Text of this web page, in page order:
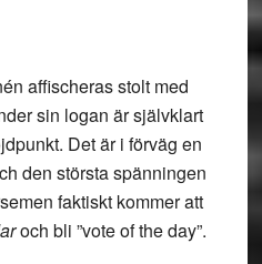
affischeras stolt med
sin logan är självklart
Det är i förväg en
den största spänningen
faktiskt kommer att
och bli ”vote of the day”.